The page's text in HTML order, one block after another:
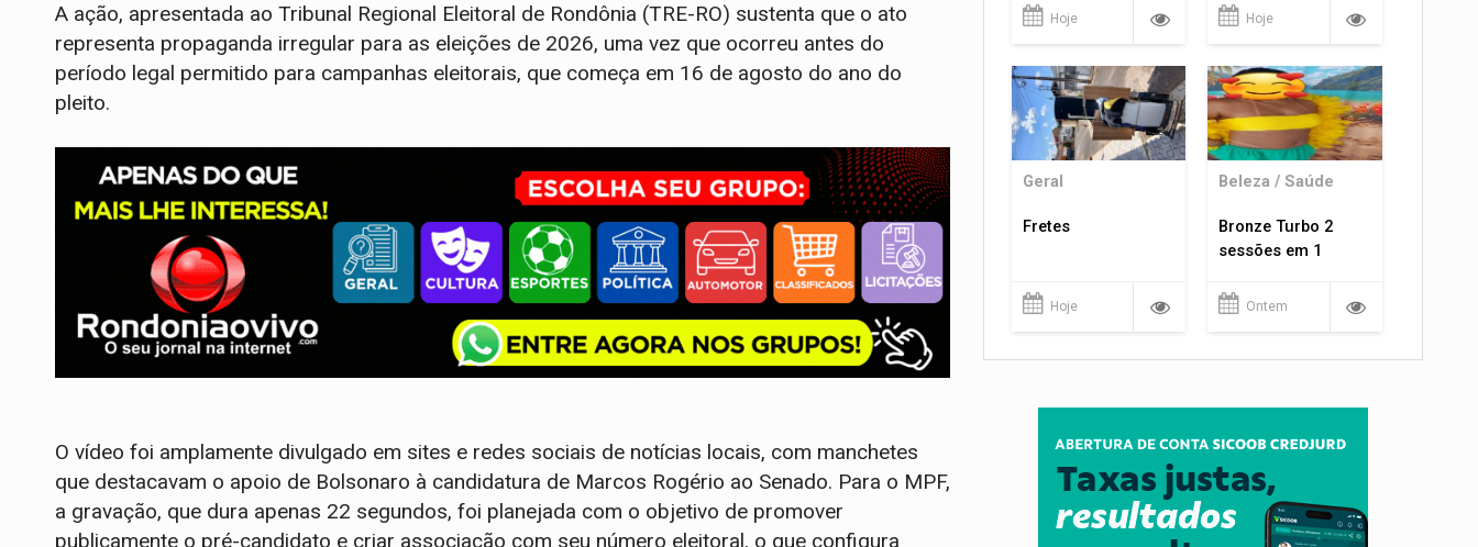
A ação, apresentada ao Tribunal Regional Eleitoral de Rondônia (TRE-RO) sustenta que o ato
representa propaganda irregular para as eleições de 2026, uma vez que ocorreu antes do
período legal permitido para campanhas eleitorais, que começa em 16 de agosto do ano do
pleito.
O vídeo foi amplamente divulgado em sites e redes sociais de notícias locais, com manchetes
que destacavam o apoio de Bolsonaro à candidatura de Marcos Rogério ao Senado. Para o MPF,
a gravação, que dura apenas 22 segundos, foi planejada com o objetivo de promover
publicamente o pré-candidato e criar associação com seu número eleitoral, o que configura
Hoje Hoje
Geral
Fretes
Hoje
Beleza / Saúde
Bronze Turbo 2
sessões em 1
Ontem